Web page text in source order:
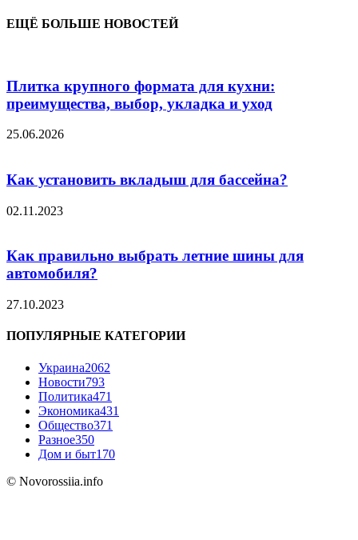
ЕЩЁ БОЛЬШЕ НОВОСТЕЙ
Плитка крупного формата для кухни:
преимущества, выбор, укладка и уход
25.06.2026
Как установить вкладыш для бассейна?
02.11.2023
Как правильно выбрать летние шины для
автомобиля?
27.10.2023
ПОПУЛЯРНЫЕ КАТЕГОРИИ
Украина2062
Новости793
Политика471
Экономика431
Общество371
Разное350
Дом и быт170
© Novorossiia.info